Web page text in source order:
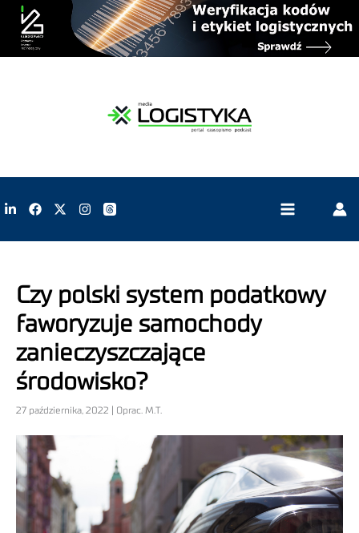
Czy polski system podatkowy
faworyzuje samochody
zanieczyszczające
środowisko?
27 października, 2022 | Oprac. M.T.